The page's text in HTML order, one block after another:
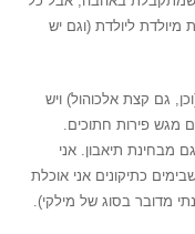
ליולדת (וגם יש
גם קצת אלכוהול) ויש
מגש פירות חתוכים.
מבחינת תיאבון. אני
כתיקונים אני אוכלת
מדובר בסוג של מילקי).